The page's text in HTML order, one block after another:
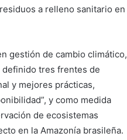
a relleno sanitario en
gestión de cambio climático,
definido tres frentes de
y mejores prácticas,
y como medida
de ecosistemas
en la Amazonía brasileña.